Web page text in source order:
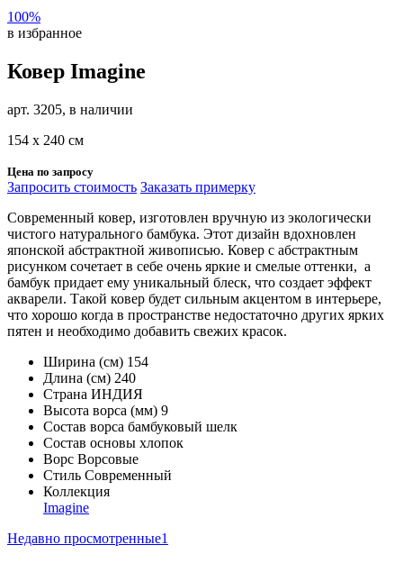
100%
в избранное
Ковер Imagine
арт. 3205, в наличии
154 х 240 см
Цена по запросу
Запросить стоимость Заказать примерку
Современный ковер, изготовлен вручную из экологически
чистого натурального бамбука. Этот дизайн вдохновлен
японской абстрактной живописью. Ковер с абстрактным
рисунком сочетает в себе очень яркие и смелые оттенки, а
бамбук придает ему уникальный блеск, что создает эффект
акварели. Такой ковер будет сильным акцентом в интерьере,
что хорошо когда в пространстве недостаточно других ярких
пятен и необходимо добавить свежих красок.
Ширина (см) 154
Длина (см) 240
Страна ИНДИЯ
Высота ворса (мм) 9
Состав ворса бамбуковый шелк
Состав основы хлопок
Ворс Ворсовые
Стиль Современный
Коллекция
Imagine
Недавно просмотренные1